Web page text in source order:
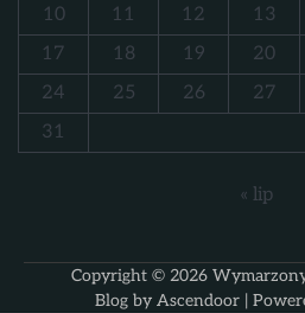
10
11 12 13
17
18 19 20
24
25 26 27
31
« lip
Copyright © 2026
Blog by Ascendoor |